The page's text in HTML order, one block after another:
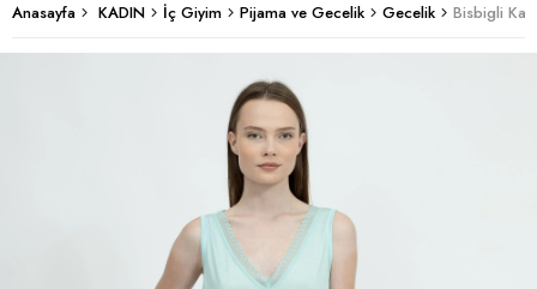
Anasayfa KADIN İç Giyim Pijama ve Gecelik Gecelik Bisbigli